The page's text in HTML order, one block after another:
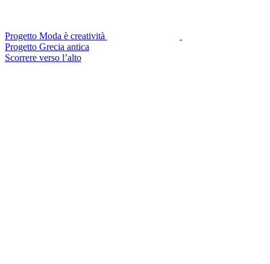
Progetto Moda è creatività
Progetto Grecia antica
Scorrere verso l’alto